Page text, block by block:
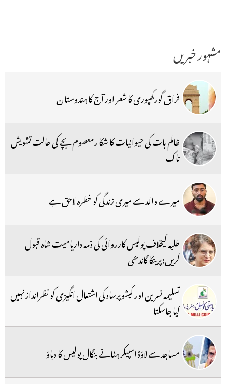
مشہور خبریں
فراق گورکھپوری کا شعر اور آج کا ہندوستان
ظالم بات کی حیوانیات کا شکا رمعصوم بچے کی حالت تشویش
ناک
میرے والد سے میری زندگی کو خطرہ لاحق ہے
طلبہ کیخلاف پولیس کارروائی کی ذمہ داریامیت شاہ قبول
کریں:پرینکا گاندھی
تسلیمہ نسرین اور کیشوپرساد کی اشتعال انگیزی کو نظرانداز نہیں
کیا جاسکتا
مساجد سے لاؤڈ اسپیکر ہٹانے بنگال پولیس کا دباؤ